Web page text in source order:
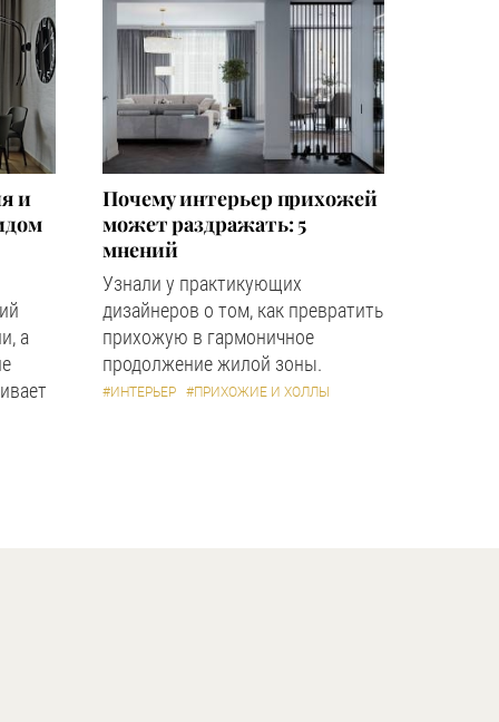
и
а
Почему интерьер прихожей
может раздражать: 5
мнений
Узнали у практикующих
дизайнеров о том, как превратить
прихожую в гармоничное
продолжение жилой зоны.
#ИНТЕРЬЕР #ПРИХОЖИЕ И ХОЛЛЫ